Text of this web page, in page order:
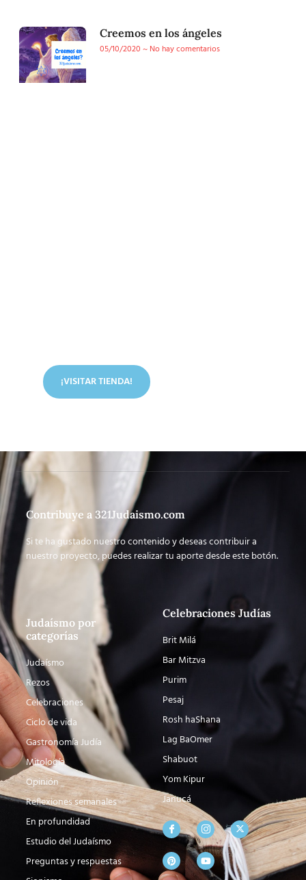
Creemos en los ángeles
05/10/2020
No hay comentarios
¡VISITAR TIENDA!
Contribuye a 321Judaismo.com
Si te ha gustado nuestro contenido y deseas contribuir a
nuestro proyecto, puedes realizar tu aporte desde este botón.
Judaísmo por
categorías
Judaísmo
Rezos
Celebraciones
Ciclo de vida
Gastronomía Judía
Mitología
Opinión
Reflexiones semanales
En profundidad
Estudio del Judaísmo
Preguntas y respuestas
Celebraciones Judías
Brit Milá
Bar Mitzva
Purim
Pesaj
Rosh haShana
Lag BaOmer
Shabuot
Yom Kipur
Janucá